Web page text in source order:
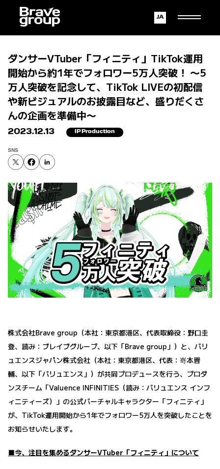
English
Japanese
ダンサーVTuber「フィニティ」TikTok運用
開始から約1年でフォロワー5万人突破！ 〜5
万人突破を記念して、TikTok LIVEの初配信
や新ビジュアルのお披露目など、盛りだくさ
んの企画を準備中〜
2023.12.13 IP Production
SNS
株式会社Brave group（本社：東京都港区、代表取締役：野口圭
登、読み：ブレイブグループ、以下「Brave group」）と、バリ
ュエンスジャパン株式会社（本社：東京都港区、代表：嵜本晋
輔、以下「バリュエンス」）が共同プロデュースを行う、プロダ
ンスチーム「Valuence INFINITIES（読み：バリュエンス インフ
ィニティーズ）」の公式バーチャルキャラクター「フィニティ」
が、TikTok運用開始から1年でフォロワー5万人を突破したことを
お知らせいたします。
■今、注目を集めるダンサーVTuber「フィニティ」について